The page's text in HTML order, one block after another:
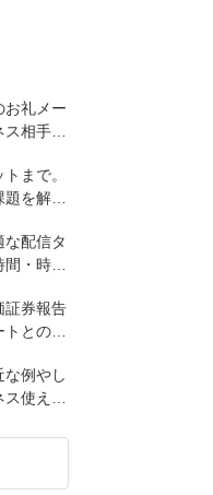
お礼メー
相手に
まで。
を解決
な配信タ
・時期
証券報告
との違
例やし
使える